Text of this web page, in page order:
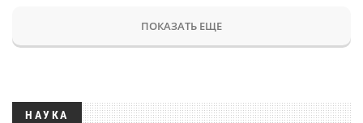
ПОКАЗАТЬ ЕЩЕ
НАУКА